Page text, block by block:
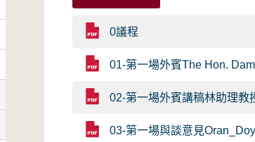
0議程
01-第一場外賓The Hon.
02-第一場外賓講稿林助理教
03-第一場與談意見